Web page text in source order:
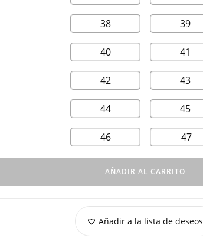
38 39
40 41
42 43
44 45
46 47
AÑADIR AL CARRITO
Añadir a la lista de deseos